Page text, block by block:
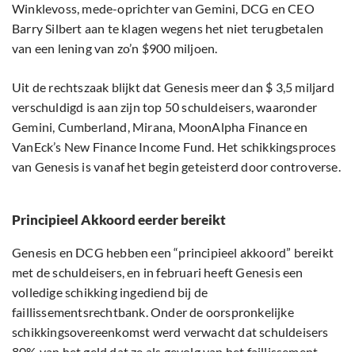
Winklevoss, mede-oprichter van Gemini, DCG en CEO
Barry Silbert aan te klagen wegens het niet terugbetalen
van een lening van zo’n $900 miljoen.
Uit de rechtszaak blijkt dat Genesis meer dan $ 3,5 miljard
verschuldigd is aan zijn top 50 schuldeisers, waaronder
Gemini, Cumberland, Mirana, MoonAlpha Finance en
VanEck’s New Finance Income Fund. Het schikkingsproces
van Genesis is vanaf het begin geteisterd door controverse.
Principieel Akkoord eerder bereikt
Genesis en DCG hebben een “principieel akkoord” bereikt
met de schuldeisers, en in februari heeft Genesis een
volledige schikking ingediend bij de
faillissementsrechtbank. Onder de oorspronkelijke
schikkingsovereenkomst werd verwacht dat schuldeisers